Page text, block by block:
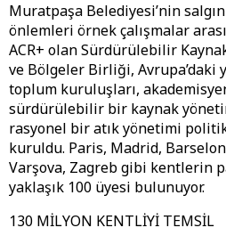
Muratpaşa Belediyesi’nin
önlemleri örnek çalışmalar
ACR+ olan Sürdürülebilir
ve Bölgeler Birliği, Avrupa’daki
toplum kuruluşları,
sürdürülebilir bir kaynak
rasyonel bir atık yönetimi
kuruldu. Paris, Madrid,
Varşova, Zagreb gibi kentlerin
yaklaşık 100 üyesi bulunuyor.
130 MİLYON KENTLİYİ TEMSİL